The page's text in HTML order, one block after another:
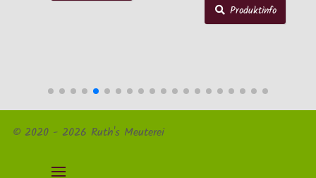
Produktinfo
© 2020 - 2026 Ruth's Meuterei